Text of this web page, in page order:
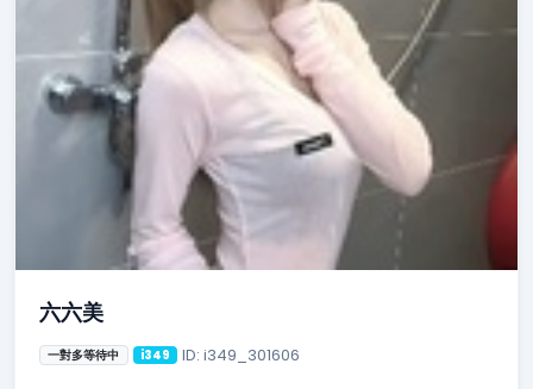
六六美
一對多等待中 i349 ID: i349_301606